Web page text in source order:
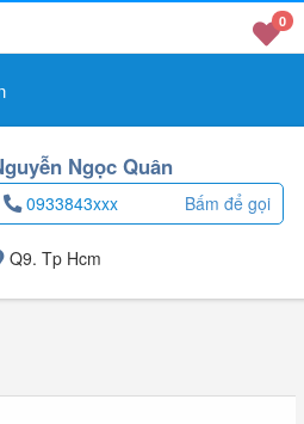
0
Ngọc Quân
0933843xxx Bấm để gọi
Q9. Tp Hcm